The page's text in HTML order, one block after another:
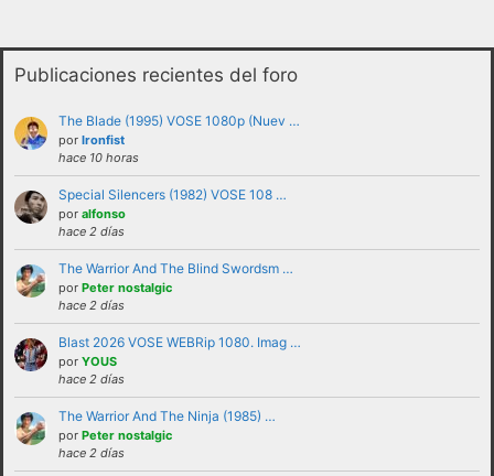
No se debe insultar a ningún usuario bajo
ninguna circunstancia. Se puede criticar,
discutir e intercambiar opiniones sin
necesidad de recurrir al insulto.
Publicaciones recientes del foro
The Blade (1995) VOSE 1080p (Nuev …
por Ironfist
hace 10 horas
Special Silencers (1982) VOSE 108 …
por alfonso
hace 2 días
The Warrior And The Blind Swordsm …
por Peter nostalgic
hace 2 días
Blast 2026 VOSE WEBRip 1080. Imag …
por YOUS
hace 2 días
The Warrior And The Ninja (1985) …
por Peter nostalgic
hace 2 días